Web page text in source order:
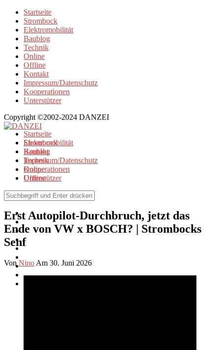
Startseite
Strombock
Elektromobilität
Baublog
Technik
Online
Offline
Kontakt
Impressum/Datenschutz
Kooperationen
Unterstützer
Copyright ©2002-2024 DANZEI
Startseite
Strombock
Kontakt
Impressum/Datenschutz
Kooperationen
Unterstützer
Elektromobilität
Baublog
Technik
Online
Offline
Elektromobilität
Erst Autopilot-Durchbruch, jetzt das
Ende von VW x BOSCH? | Strombocks
Senf
Von Nino Am 30. Juni 2026